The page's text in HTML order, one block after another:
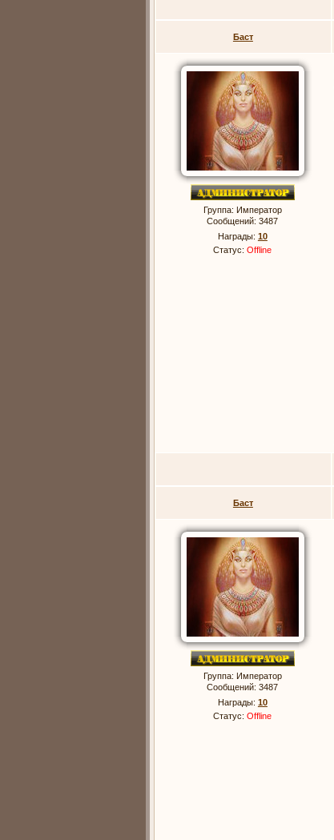
Баст
Группа: Император
Сообщений:3487
Награды: 10
Статус:Offline
Баст
Группа: Император
Сообщений:3487
Награды: 10
Статус:Offline